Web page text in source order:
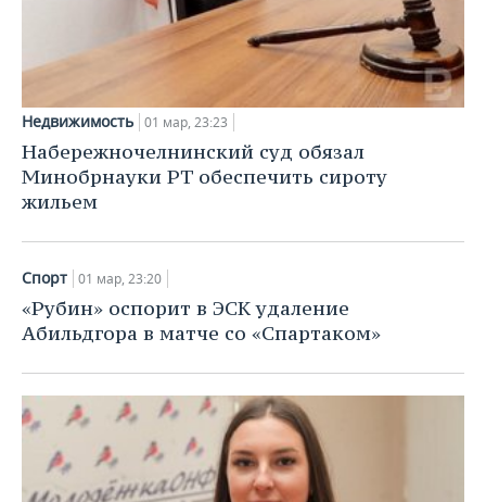
НЕФТЕХИМИЯ
НЕФТЬ
ОПК
ЭНЕРГЕТИКА
РОЗНИЧНАЯ ТОРГОВЛЯ
УСЛУГИ
НОВОСТИ ТЕХНОЛОГИЙ
МЕДИА
ТЕЛЕКОММУНИКАЦИИ
МЕРОПРИЯТИЯ
ВЫЕЗДНАЯ РЕДАКЦИЯ
БИЗНЕС-БРАНЧИ
ONLINE-КОНФЕРЕНЦИИ
ОТКРЫТАЯ ЛЕКЦИЯ
НОВОСТИ СПОРТА
ФУТБОЛ
ХОККЕЙ
БАСКЕТБОЛ
ВОЛЕЙБОЛ
КИБЕРСПОРТ
ФИГУРНОЕ КАТАНИЕ
ВОДНЫЕ ВИДЫ СПОРТА
ОБЩЕСТВО
НОВОСТИ ОБЩЕСТВА
ВЛАСТЬ
ИНФРАСТРУКТУРА
ИСТОРИЯ
КУЛЬТУРА
МЕДИЦИНА
ОБРАЗОВАНИЕ
ФОТОГАЛЕРЕЯ
СЮЖЕТЫ
СПРАВОЧНИК
СПИСОК ПЕРСОН
СПИСОК КОМПАНИЙ
ПОЛНАЯ ВЕРСИЯ
Недвижимость 01 мар, 23:23
Набережночелнинский суд обязал
Минобрнауки РТ обеспечить сироту
жильем
Спорт 01 мар, 23:20
«Рубин» оспорит в ЭСК удаление
Абильдгора в матче со «Спартаком»